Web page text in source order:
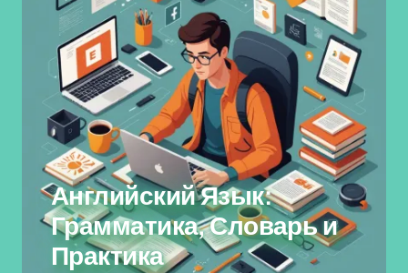
Английский Язык:
Грамматика, Словарь и
Практика